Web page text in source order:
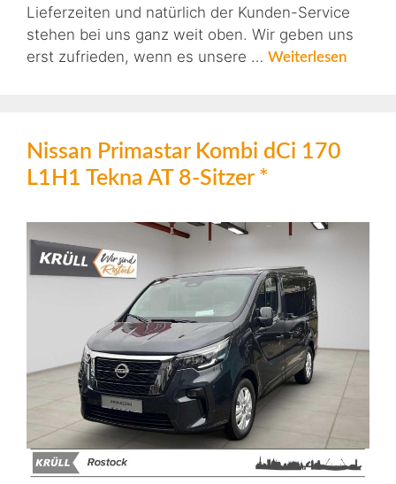
Lieferzeiten und natürlich der Kunden-Service
stehen bei uns ganz weit oben. Wir geben uns
erst zufrieden, wenn es unsere … Weiterlesen
Nissan Primastar Kombi dCi 170
L1H1 Tekna AT 8-Sitzer *